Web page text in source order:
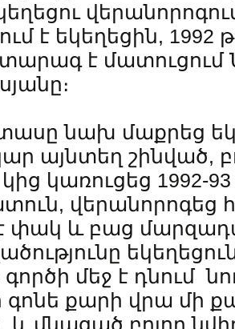
է եկեղեցին, 1992
է մատուցում
նախ մաքրեց
այնտեղ շինված,
կառուցեց 1992-
վերանորոգեց
փակ և բաց
մեջ է դնում
գոնե քարի վրա մի
մնացած բոլոր